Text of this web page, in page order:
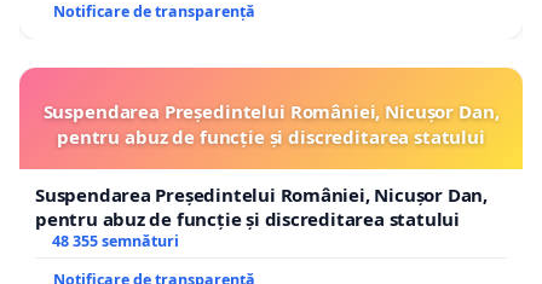
Notificare de transparență
Suspendarea Președintelui României, Nicușor Dan,
pentru abuz de funcție și discreditarea statului
Suspendarea Președintelui României, Nicușor Dan,
pentru abuz de funcție și discreditarea statului
48 355 semnături